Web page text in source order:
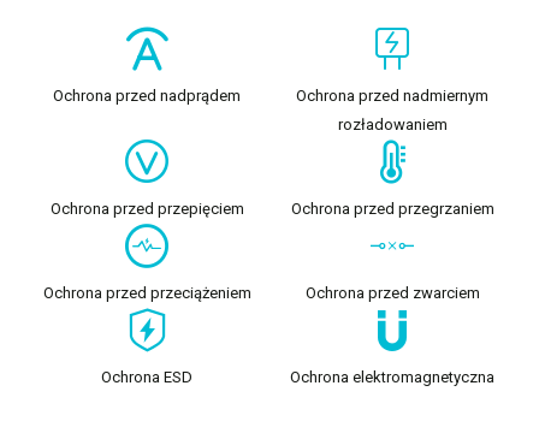
Ochrona przed nadprądem
Ochrona przed nadmiernym
rozładowaniem
Ochrona przed przepięciem Ochrona przed przegrzaniem
Ochrona przed przeciążeniem Ochrona przed zwarciem
Ochrona ESD Ochrona elektromagnetyczna